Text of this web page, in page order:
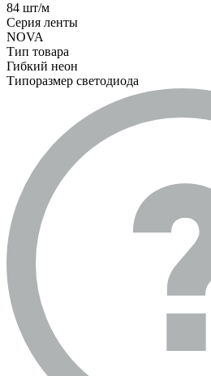
84 шт/м
Серия ленты
NOVA
Тип товара
Гибкий неон
Типоразмер светодиода